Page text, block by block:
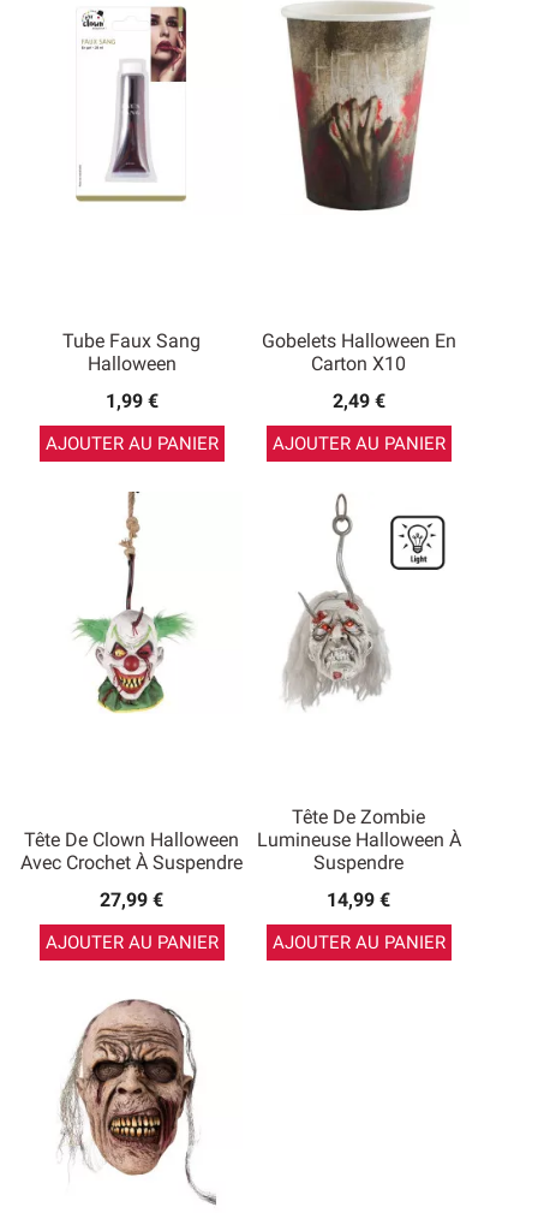
Tube Faux Sang
Halloween
1,99 €
AJOUTER AU PANIER
Gobelets Halloween En
Carton X10
2,49 €
AJOUTER AU PANIER
Tête De Clown Halloween
Avec Crochet À Suspendre
27,99 €
AJOUTER AU PANIER
Tête De Zombie
Lumineuse Halloween À
Suspendre
14,99 €
AJOUTER AU PANIER